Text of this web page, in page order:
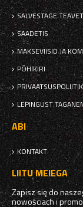
SALVESTAGE TEAVET
SAADETIS
MAKSEVIISID JA
PÕHIKIRI
LEPINGUST
ABI
KONTAKT
LIITU MEIEGA
Zapisz się do
nowościach i